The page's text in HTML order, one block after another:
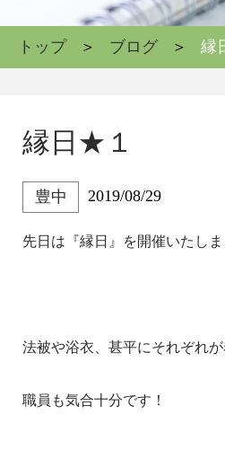
トップ ブログ 縁
縁日★１
豊中 2019/08/29
先日は『縁日』を開催いたし
法被や浴衣、甚平にそれぞれ
職員も気合十分です！